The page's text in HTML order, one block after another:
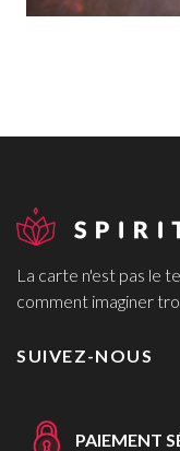
La carte n'est pas le
comment imaginer
SUIVEZ-NOUS
PAIEMENT